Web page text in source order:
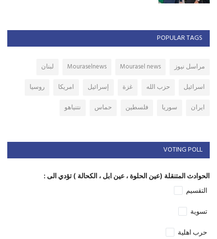
POPULAR TAGS
مراسل نيوز Mourasel news
Mouraselnews
لبنان
اسرائيل
حزب الله غزة إسرائيل امريكا
روسيا
ايران
سوريا فلسطين حماس نتنياهو
VOTING POLL
الحوادث المتنقلة (عين الحلوة ، عين ابل ، الكحالة ) تؤدي الى :
التقسيم
تسوية
حرب اهلية